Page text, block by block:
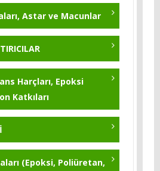
25 Kg
Astar ve Macunlar
Harçları, Epoksi
Katkıları
(Epoksi, Poliüretan,